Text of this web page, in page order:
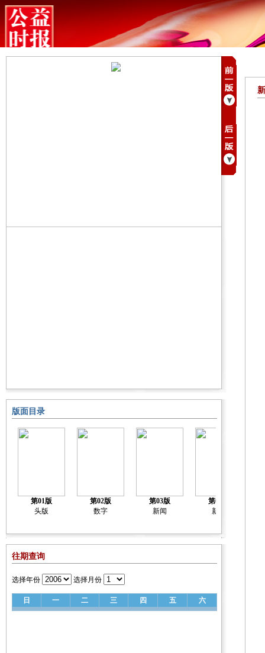
版面目录
第01版
头版
第02版
数字
第03版
新闻
第04版
新闻
往期查询
选择年份 选择月份
日 一 二 三 四 五 六